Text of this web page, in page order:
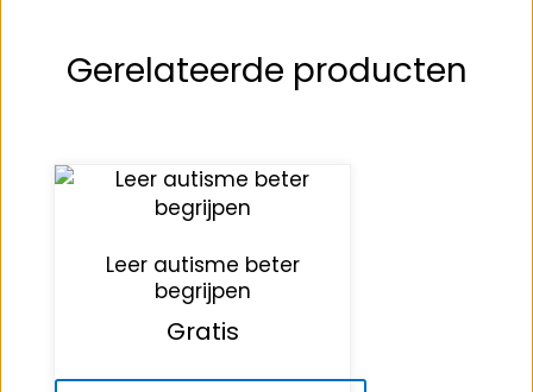
Gerelateerde producten
Leer autisme beter
begrijpen
Gratis